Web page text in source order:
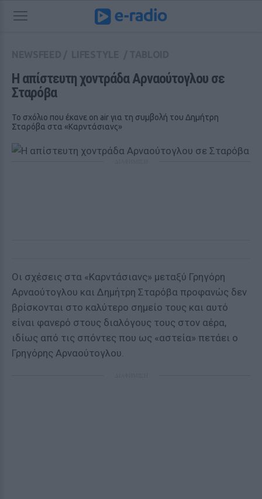
Η απίστευτη χοντράδα Αρναούτογλου σε
Σταρόβα
Το σχόλιο που έκανε on air για τη συμβολή του Δημήτρη
Σταρόβα στα «Καρντάσιανς»
Οι σχέσεις στα «Καρντάσιανς» μεταξύ Γρηγόρη
Αρναούτογλου και Δημήτρη Σταρόβα προφανώς δεν
βρίσκονται στο καλύτερο σημείο τους και αυτό
είναι φανερό στους διαλόγους τους στον αέρα,
ιδίως από τις σπόντες που ως «αστεία» πετάει ο
Γρηγόρης Αρναούτογλου.